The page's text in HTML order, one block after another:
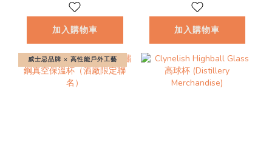
加入購物車 加入購物車
威士忌品牌 × 高性能戶外工藝